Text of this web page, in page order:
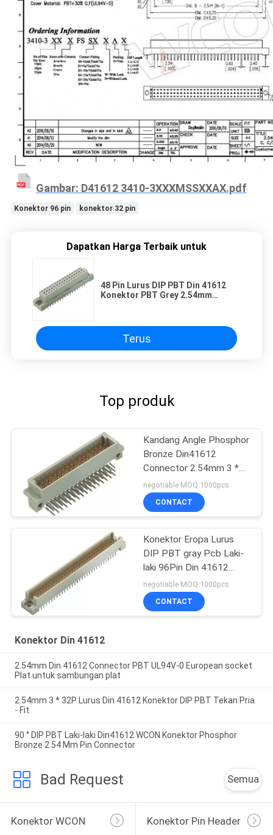
Gambar: D41612 3410-3XXXMSSXXAX.pdf
Konektor 96 pin konektor 32 pin
Dapatkan Harga Terbaik untuk
48 Pin Lurus DIP PBT Din 41612
Konektor PBT Grey 2.54mm
Terus
Top produk
Kandang Angle Phosphor
Bronze Din41612
Connector 2.54mm 3 *
16 Pin
negotiable MOQ:1000pcs
CONTACT
Konektor Eropa Lurus
DIP PBT gray Pcb Laki-
laki 96Pin Din 41612
2.54mm ROHS
negotiable MOQ:1000pcs
CONTACT
Konektor Din 41612
2.54mm Din 41612 Connector PBT UL94V-0 European socket
Plat untuk sambungan plat
2.54mm 3 * 32P Lurus Din 41612 Konektor DIP PBT Tekan Pria
- Fit
90 ° DIP PBT Laki-laki Din41612 WCON Konektor Phosphor
Bronze 2.54 Mm Pin Connector
Bad Request Semua
Konektor WCON Konektor Pin Header